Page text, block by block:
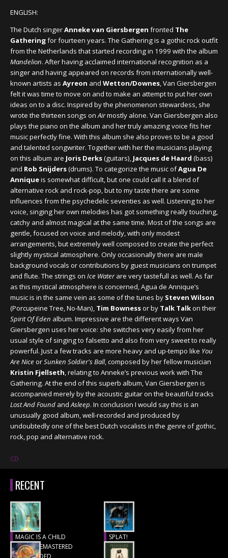
ENGLISH:
The Dutch singerAnneke van Giersbergen fronted The
Gatheringfor fourteen years. The Gathering is a gothic rock outfit
from the Netherlands that started recording in 1999 with the album
Mandelion. After having acclaimed international recognition as a
singer and having appeared on records from internationally well-
known artists as Ayreon and Wetton/Downes, Van Giersbergen
felt it was time to move on and to make an attempt to put her own
ideas on to a disc. Inspired by the phenomenon stewardess, she
wrote the thirteen songs onAirmostly alone. Van Giersbergen also
plays the piano on the album and her truly amazing voice fits her
music perfectly fine. With this album she also proves to be a good
and talented songwriter. Together with her the musicians playing
on this album are Joris Derks(guitars), Jacques de Haard (bass)
and Rob Snijders(drums). To categorize the music ofAgua De
Anniqueis somewhat difficult, but one could call it a blend of
alternative rock and rock-pop, but to my taste there are some
influences from the psychedelic seventies as well. Listening to her
voice, singing her own melodies has got something really touching,
catchy and almost magical at the same time. Most of the songs are
gentle, focused on voice and melody, with only modest
arrangements, but extremely well composed to create the perfect
slightly mystical atmosphere. Only occasionally there are male
background vocals or contributions by guest musicians on trumpet
and flute. The strings on Ice Waterare very tastefull as well. As far
as this mystical atmosphere is concerned, Agua de Annique’s
music is in the same vein as some of the tunes by Steven Wilson
(Porcupeine Tree, No-Man), Tim Bownessor by Talk Talkon their
Spirit Of Eden album. Impressive are the different ways Van
Giersbergen uses her voice: she switches very easily from her
usual style of singing to falsetto and also from very sweet to really
powerful. Just a few tracks are more heavy and up-tempo like You
Are NiceorSunken Soldier's Ball, composed by her fellow musician
Kristin Fjellseth, relating to Anneke’s previous work with The
Gathering. At the end of this superb album, Van Giersbergen is
accompanied merely by the acoustic guitar on the beautiful tracks
Lost And Found andAsleep. In conclusion I would say this is an
unusually good album, well-recorded and produced by
undoubtedly one of the best Dutch vocalists in the genre of gothic,
rock, pop and alternative rock.
CD
RECENT
MAGIC IS A CHILD
(1977), REMASTERED
& EXTENDED
SPLAT!
Recensie